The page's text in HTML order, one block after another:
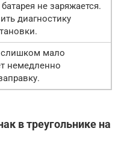
не заряжается.
диагностику
слишком мало
немедленно
в треугольнике на